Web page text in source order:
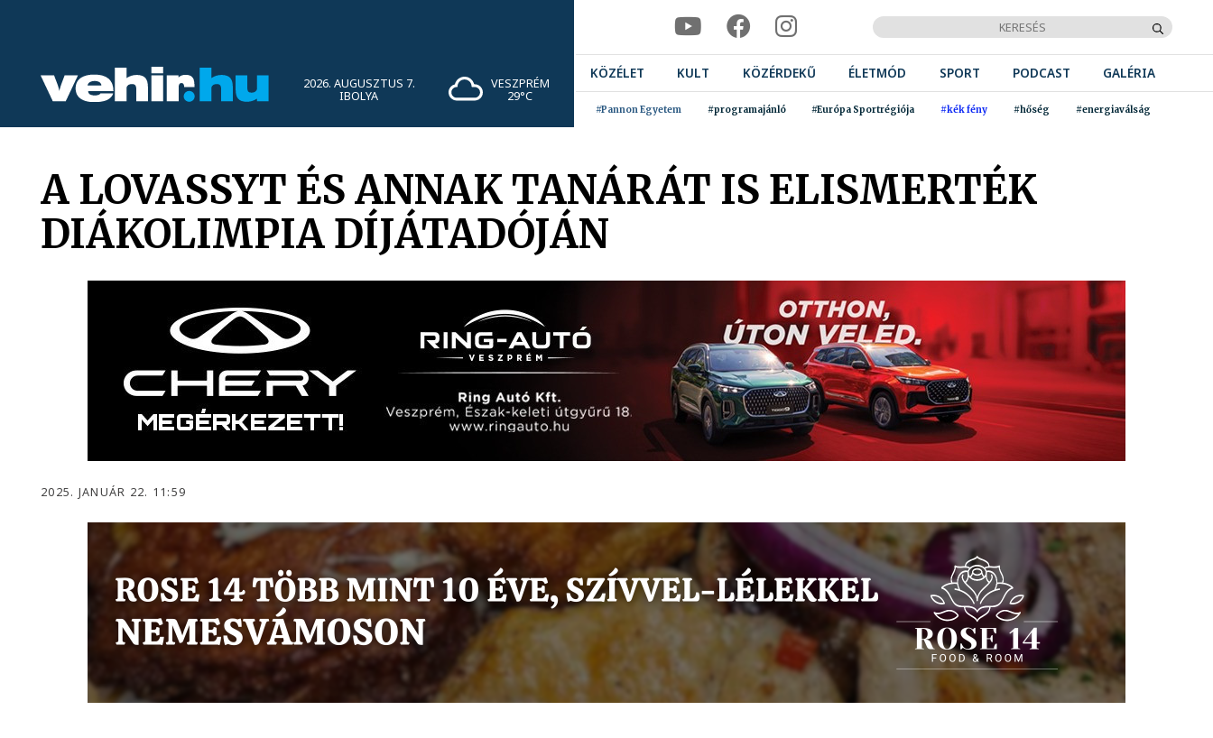
2026. AUGUSZTUS 7.
IBOLYA
VESZPRÉM
29°C
KÖZÉLET KULT KÖZÉRDEKŰ ÉLETMÓD SPORT PODCAST GALÉRIA
#Pannon Egyetem #programajánló #Európa Sportrégiója #kék fény #hőség #energiaválság
A LOVASSYT ÉS ANNAK TANÁRÁT IS ELISMERTÉK
DIÁKOLIMPIA DÍJÁTADÓJÁN
2025. JANUÁR 22. 11:59